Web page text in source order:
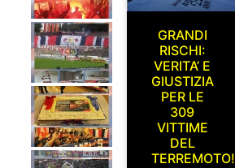
GRANDI
RISCHI:
VERITA’ E
GIUSTIZIA
PER LE
309
VITTIME
DEL
TERREMOTO!